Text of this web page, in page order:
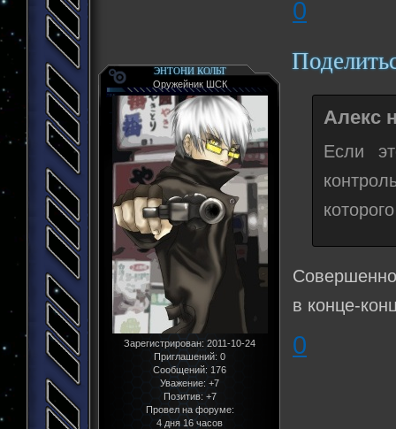
0
ЭНТОНИ КОЛЬТ
Оружейник ШСК
Зарегистрирован: 2011-10-24
Приглашений: 0
Сообщений: 176
Уважение: +7
Позитив: +7
Провел на форуме:
4 дня 16 часов
Алекс
Если
в конце-
0